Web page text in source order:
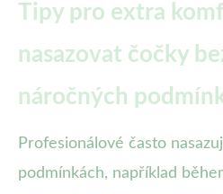
Tipy pro extra
nasazovat čočky
náročných
Profesionálové často
podmínkách, například